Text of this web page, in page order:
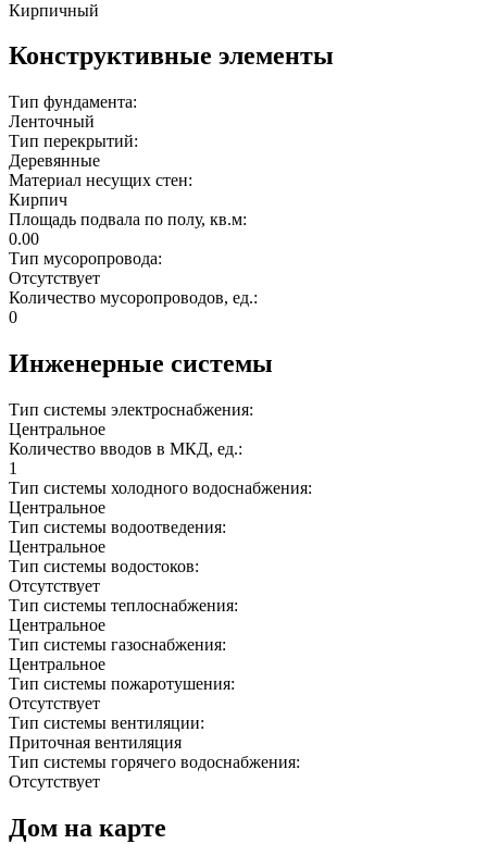
Кирпичный
Конструктивные элементы
Тип фундамента:
Ленточный
Тип перекрытий:
Деревянные
Материал несущих стен:
Кирпич
Площадь подвала по полу, кв.м:
0.00
Тип мусоропровода:
Отсутствует
Количество мусоропроводов, ед.:
0
Инженерные системы
Тип системы электроснабжения:
Центральное
Количество вводов в МКД, ед.:
1
Тип системы холодного водоснабжения:
Центральное
Тип системы водоотведения:
Центральное
Тип системы водостоков:
Отсутствует
Тип системы теплоснабжения:
Центральное
Тип системы газоснабжения:
Центральное
Тип системы пожаротушения:
Отсутствует
Тип системы вентиляции:
Приточная вентиляция
Тип системы горячего водоснабжения:
Отсутствует
Дом на карте